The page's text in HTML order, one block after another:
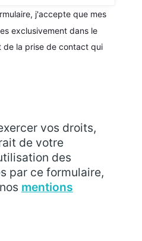
j'accepte que mes
exclusivement dans le
la prise de contact qui
vos droits,
de votre
des
par ce formulaire,
mentions